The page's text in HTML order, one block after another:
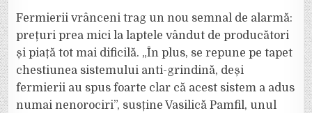
Fermierii vrânceni trag un nou semnal de alarmă:
prețuri prea mici la laptele vândut de producători
și piață tot mai dificilă. „În plus, se repune pe tapet
chestiunea sistemului anti-grindină, deși
fermierii au spus foarte clar că acest sistem a adus
numai nenorociri”, susține Vasilică Pamfil, unul